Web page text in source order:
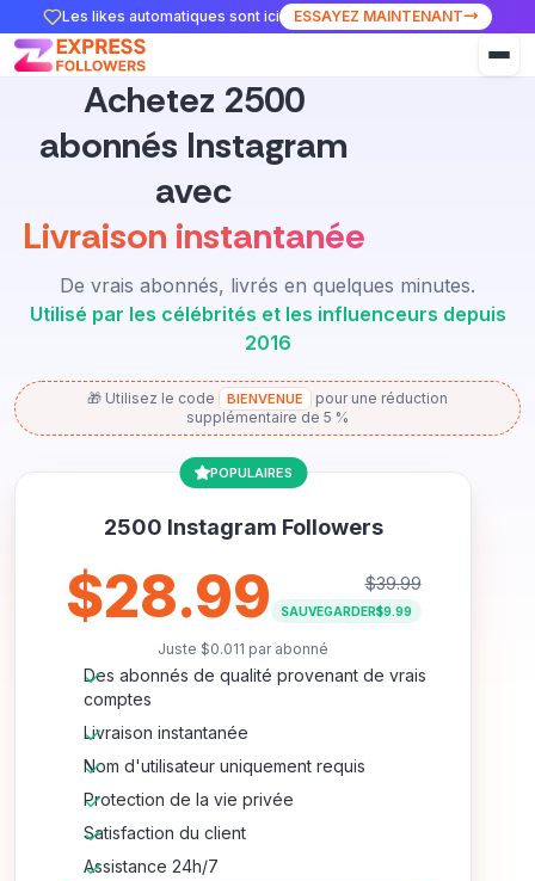
Les likes automatiques sont ici ESSAYEZ MAINTENANT
Achetez 2500
abonnés Instagram
avec
Livraison instantanée
De vrais abonnés, livrés en quelques minutes.
Utilisé par les célébrités et les influenceurs depuis
2016
🎁 Utilisez le code BIENVENUE
pour une réduction
supplémentaire de 5 %
POPULAIRES
2500 Instagram Followers
$28.99 $39.99
SAUVEGARDER$9.99
Juste $0.011 par abonné
Des abonnés de qualité provenant de vrais
comptes
Livraison instantanée
Nom d'utilisateur uniquement requis
Protection de la vie privée
Satisfaction du client
Assistance 24h/7